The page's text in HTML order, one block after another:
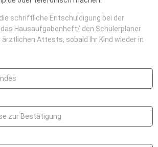
schriftliche Entschuldigung bei der
Hausaufgabenheft/ den Schülerplaner
ärztlichen Attests, sobald Ihr Kind wieder in